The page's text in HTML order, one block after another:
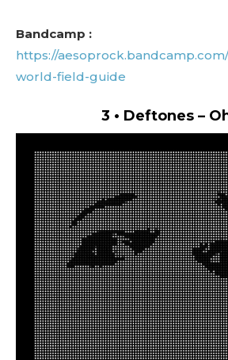
Bandcamp :
https://
world-field-guide
3 • Deftones –